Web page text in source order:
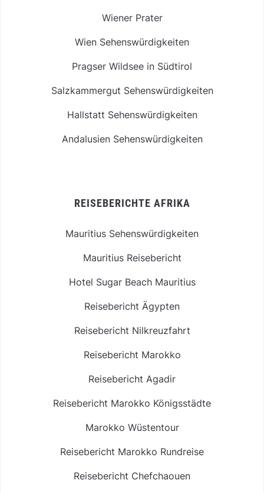
Wiener Prater
Wien Sehenswürdigkeiten
Pragser Wildsee in Südtirol
Salzkammergut Sehenswürdigkeiten
Hallstatt Sehenswürdigkeiten
Andalusien Sehenswürdigkeiten
REISEBERICHTE AFRIKA
Mauritius Sehenswürdigkeiten
Mauritius Reisebericht
Hotel Sugar Beach Mauritius
Reisebericht Ägypten
Reisebericht Nilkreuzfahrt
Reisebericht Marokko
Reisebericht Agadir
Reisebericht Marokko Königsstädte
Marokko Wüstentour
Reisebericht Marokko Rundreise
Reisebericht Chefchaouen